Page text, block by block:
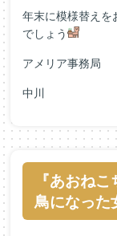
年末に模様替えを
でしょう
アメリア事務局
中川
『あおね
鳥になった